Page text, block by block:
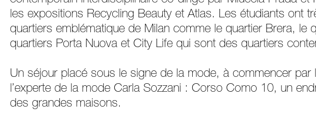
les expositions Recycling Beauty et Atlas. Les étudiants ont
quartiers emblématique de Milan comme le quartier Brera, le
quartiers Porta Nuova et City Life qui sont des quartiers
Un séjour placé sous le signe de la mode, à commencer par
l’experte de la mode Carla Sozzani : Corso Como 10, un
des grandes maisons.